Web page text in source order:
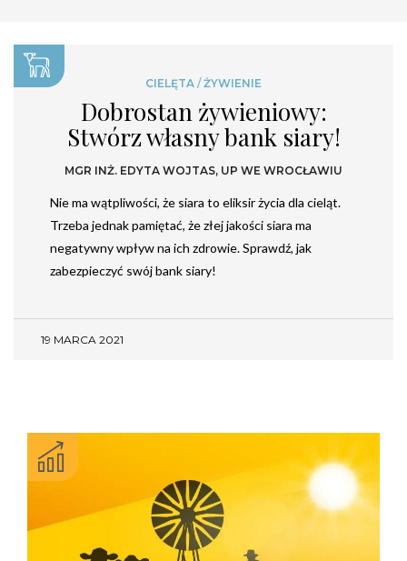
CIELĘTA /ŻYWIENIE
Dobrostan żywieniowy:
Stwórz własny bank siary!
MGR INŻ. EDYTA WOJTAS, UP WE WROCŁAWIU
Nie ma wątpliwości, że siara to eliksir życia dla cieląt.
Trzeba jednak pamiętać, że złej jakości siara ma
negatywny wpływ na ich zdrowie. Sprawdź, jak
zabezpieczyć swój bank siary!
19 MARCA 2021